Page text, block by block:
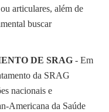
articulares, além de
buscar
DE SRAG- Em
da SRAG
nacionais e
Americana da Saúde